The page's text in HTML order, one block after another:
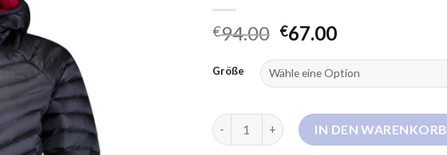
€94.00 €67.00
Größe
jack wolfskin steppjacke damen Menge
IN DEN WARENKORB